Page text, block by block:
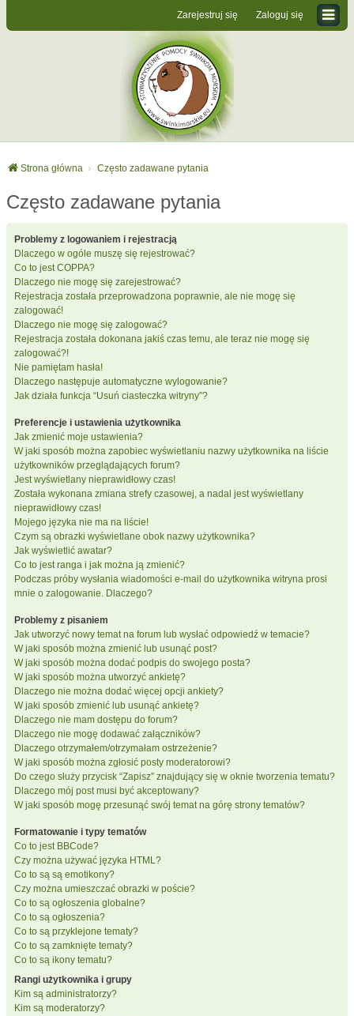
Zaloguj się
Zarejestruj się
Strona główna Często zadawane pytania
Często zadawane pytania
Problemy z logowaniem i rejestracją
Dlaczego w ogóle muszę się rejestrować?
Co to jest COPPA?
Dlaczego nie mogę się zarejestrować?
Rejestracja została przeprowadzona poprawnie, ale nie mogę się
zalogować!
Dlaczego nie mogę się zalogować?
Rejestracja została dokonana jakiś czas temu, ale teraz nie mogę się
zalogować?!
Nie pamiętam hasła!
Dlaczego następuje automatyczne wylogowanie?
Jak działa funkcja “Usuń ciasteczka witryny”?
Preferencje i ustawienia użytkownika
Jak zmienić moje ustawienia?
W jaki sposób można zapobiec wyświetlaniu nazwy użytkownika na liście
użytkowników przeglądających forum?
Jest wyświetlany nieprawidłowy czas!
Została wykonana zmiana strefy czasowej, a nadal jest wyświetlany
nieprawidłowy czas!
Mojego języka nie ma na liście!
Czym są obrazki wyświetlane obok nazwy użytkownika?
Jak wyświetlić awatar?
Co to jest ranga i jak można ją zmienić?
Podczas próby wysłania wiadomości e-mail do użytkownika witryna prosi
mnie o zalogowanie. Dlaczego?
Problemy z pisaniem
Jak utworzyć nowy temat na forum lub wysłać odpowiedź w temacie?
W jaki sposób można zmienić lub usunąć post?
W jaki sposób można dodać podpis do swojego posta?
W jaki sposób można utworzyć ankietę?
Dlaczego nie można dodać więcej opcji ankiety?
W jaki sposób zmienić lub usunąć ankietę?
Dlaczego nie mam dostępu do forum?
Dlaczego nie mogę dodawać załączników?
Dlaczego otrzymałem/otrzymałam ostrzeżenie?
W jaki sposób można zgłosić posty moderatorowi?
Do czego służy przycisk “Zapisz” znajdujący się w oknie tworzenia tematu?
Dlaczego mój post musi być akceptowany?
W jaki sposób mogę przesunąć swój temat na górę strony tematów?
Formatowanie i typy tematów
Co to jest BBCode?
Czy można używać języka HTML?
Co to są są emotikony?
Czy można umieszczać obrazki w poście?
Co to są ogłoszenia globalne?
Co to są ogłoszenia?
Co to są przyklejone tematy?
Co to są zamknięte tematy?
Co to są ikony tematu?
Rangi użytkownika i grupy
Kim są administratorzy?
Kim są moderatorzy?